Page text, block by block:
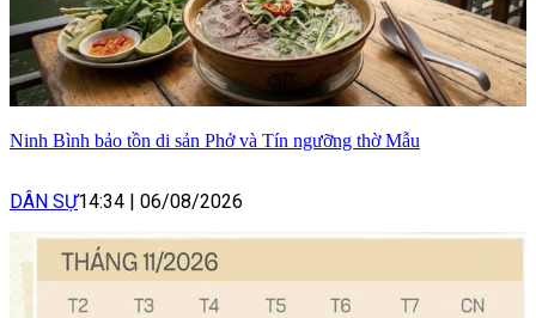
Ninh Bình bảo tồn di sản Phở và Tín ngưỡng thờ Mẫu
DÂN SỰ14:34 | 06/08/2026